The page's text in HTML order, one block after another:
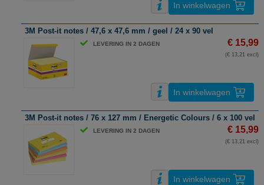
In winkelwagen
3M Post-it notes / 47,6 x 47,6 mm / geel / 24 x 90 vel
LEVERING IN 2 DAGEN € 15,99
(€ 13,21 excl)
In winkelwagen
3M Post-it notes / 76 x 127 mm / Energetic Colours / 6 x 100 vel
LEVERING IN 2 DAGEN € 15,99
(€ 13,21 excl)
In winkelwagen